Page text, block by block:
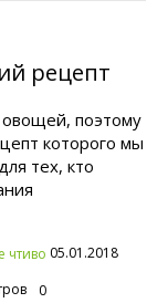
рецепт
поэтому
которого мы
тех, кто
чтиво 05.01.2018
0